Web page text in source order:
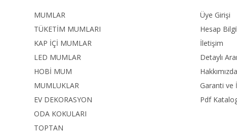
MUMLAR
TÜKETİM MUMLARI
KAP İÇİ MUMLAR
LED MUMLAR
HOBİ MUM
MUMLUKLAR
EV DEKORASYON
ODA KOKULARI
TOPTAN
Üye Girişi
Hesap
İletişim
Detaylı
Hakkımızda
Garanti ve
Pdf